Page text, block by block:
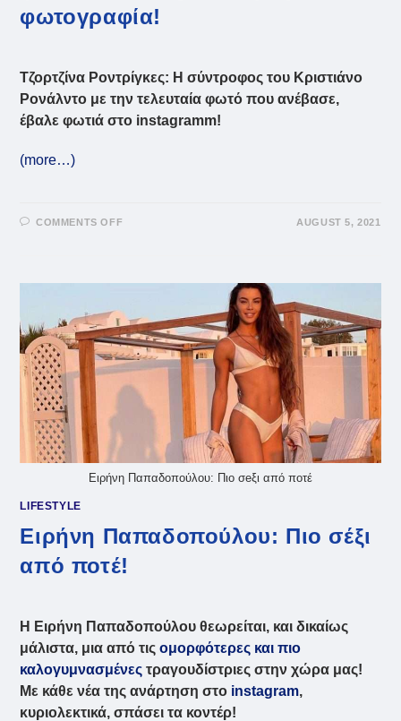
φωτογραφία!
Τζορτζίνα Ροντρίγκες: Η σύντροφος του Κριστιάνο
Ρονάλντο με την τελευταία φωτό που ανέβασε,
έβαλε φωτιά στο instagramm!
(more…)
COMMENTS OFF
ΜΊΑ
ΦΩΤΟΓΡΑΦΊΑ!
AUGUST 5, 2021
Ειρήνη Παπαδοπούλου: Πιο σeξι από ποτέ
LIFESTYLE
Ειρήνη Παπαδοπούλου: Πιο σέξι
από ποτέ!
Η Ειρήνη Παπαδοπούλου θεωρείται, και δικαίως
μάλιστα, μια από τιςομορφότερες και πιο
καλογυμνασμένες τραγουδίστριες στην χώρα μας!
Με κάθε νέα της ανάρτηση στο instagram,
κυριολεκτικά, σπάσει τα κοντέρ!